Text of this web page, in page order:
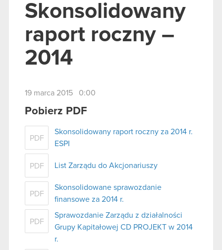
Skonsolidowany
raport roczny –
2014
19 marca 2015 0:00
Pobierz PDF
PDF
Skonsolidowany raport roczny za 2014 r.
ESPI
PDF List Zarządu do Akcjonariuszy
PDF
Skonsolidowane sprawozdanie
finansowe za 2014 r.
PDF
Sprawozdanie Zarządu z działalności
Grupy Kapitałowej CD PROJEKT w 2014
r.